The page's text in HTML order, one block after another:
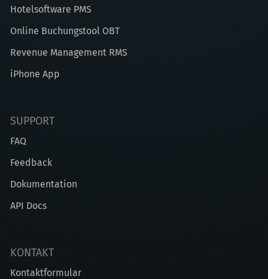
Hotelsoftware PMS
Online Buchungstool OBT
Revenue Management RMS
iPhone App
SUPPORT
FAQ
Feedback
Dokumentation
API Docs
KONTAKT
Kontaktformular